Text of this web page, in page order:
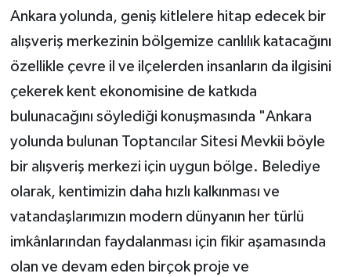
Ankara yolunda, geniş kitlelere hitap edecek bir
alışveriş merkezinin bölgemize canlılık katacağını
özellikle çevre il ve ilçelerden insanların da ilgisini
çekerek kent ekonomisine de katkıda
bulunacağını söylediği konuşmasında "Ankara
yolunda bulunan Toptancılar Sitesi Mevkii böyle
bir alışveriş merkezi için uygun bölge. Belediye
olarak, kentimizin daha hızlı kalkınması ve
vatandaşlarımızın modern dünyanın her türlü
imkânlarından faydalanması için fikir aşamasında
olan ve devam eden birçok proje ve